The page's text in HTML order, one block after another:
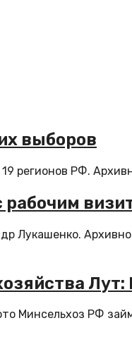
выборов
регионов РФ.
Лукашенко.
Минсельхоз РФ